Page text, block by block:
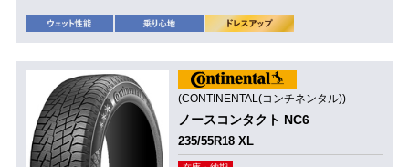
(CONTINENTAL(コンチネンタル))
ノースコンタクト NC6
235/55R18 XL